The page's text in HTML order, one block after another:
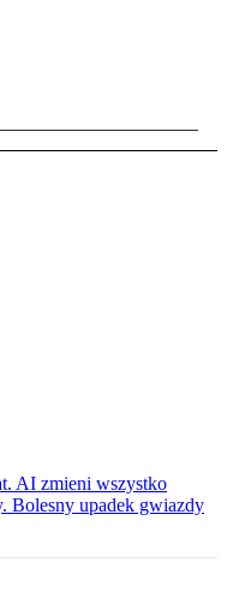
AI zmieni wszystko
Bolesny upadek gwiazdy